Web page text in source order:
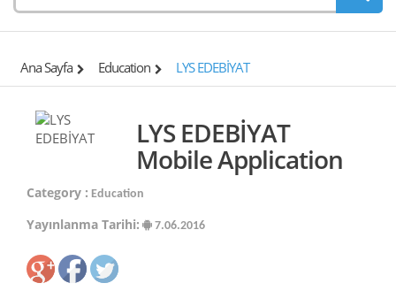
Ana Sayfa Education LYS EDEBİYAT
LYS EDEBİYAT
Mobile Application
Category : Education
Yayınlanma Tarihi: 7.06.2016